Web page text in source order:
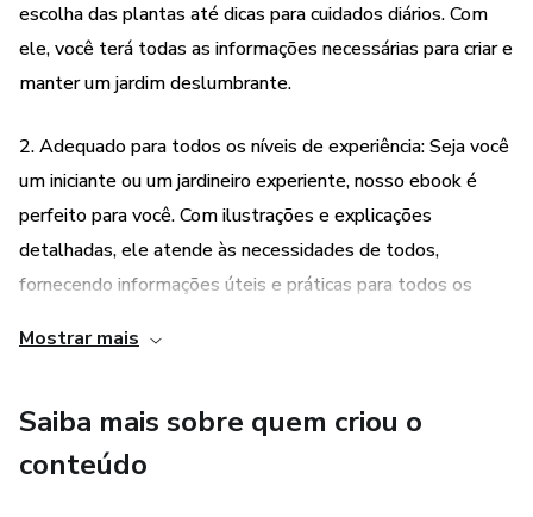
escolha das plantas até dicas para cuidados diários. Com
ele, você terá todas as informações necessárias para criar e
manter um jardim deslumbrante.
2. Adequado para todos os níveis de experiência: Seja você
um iniciante ou um jardineiro experiente, nosso ebook é
perfeito para você. Com ilustrações e explicações
detalhadas, ele atende às necessidades de todos,
fornecendo informações úteis e práticas para todos os
acesso imediato a todo o conteúdo. Não é necessário
esperar pelo envio de um livro físico, você pode começar a
Mostrar mais
Saiba mais sobre quem criou o
conteúdo